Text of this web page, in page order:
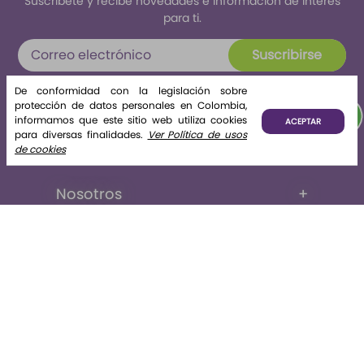
para ti.
Suscribirse
Al enviar tus datos declaras haber leído y aceptado el
tratamiento de datos personales
Nosotros
+
De conformidad con la legislación sobre
protección de datos personales en Colombia,
informamos que este sitio web utiliza cookies
para diversas finalidades. Ver Política de usos
de cookies
ACEPTAR